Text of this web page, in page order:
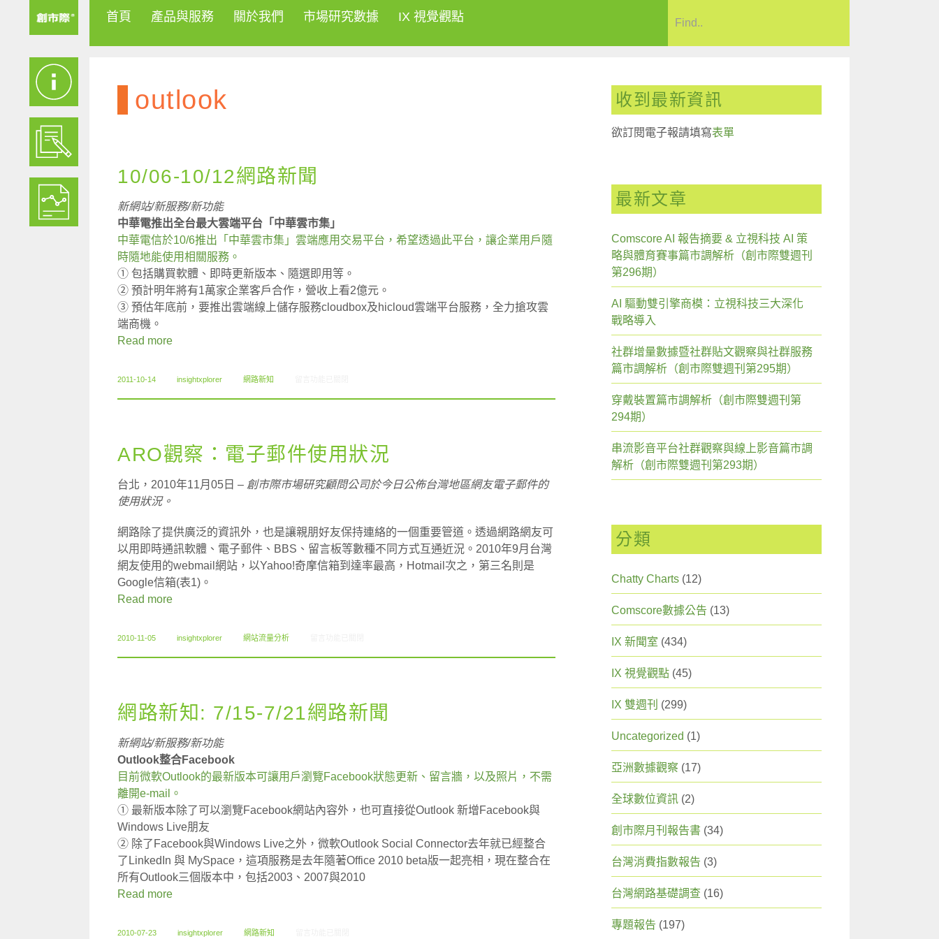
首頁 產品與服務 關於我們 市場研究數據 IX 視覺觀點
outlook
10/06-10/12網路新聞
新網站/新服務/新功能
中華電推出全台最大雲端平台「中華雲市集」
中華電信於10/6推出「中華雲市集」雲端應用交易平台，希望透過此平台，讓企業用戶隨
時隨地能使用相關服務。
① 包括購買軟體、即時更新版本、隨選即用等。
② 預計明年將有1萬家企業客戶合作，營收上看2億元。
③ 預估年底前，要推出雲端線上儲存服務cloudbox及hicloud雲端平台服務，全力搶攻雲
端商機。
Read more
2011-10-14 insightxplorer 網路新知
ARO觀察：電子郵件使用狀況
台北，2010年11月05日 – 創市際市場研究顧問公司於今日公佈台灣地區網友電子郵件的
使用狀況。
網路除了提供廣泛的資訊外，也是讓親朋好友保持連絡的一個重要管道。透過網路網友可
以用即時通訊軟體、電子郵件、BBS、留言板等數種不同方式互通近況。2010年9月台灣
網友使用的webmail網站，以Yahoo!奇摩信箱到達率最高，Hotmail次之，第三名則是
Google信箱(表1)。
Read more
2010-11-05 insightxplorer 網站流量分析
網路新知: 7/15-7/21網路新聞
新網站/新服務/新功能
Outlook整合Facebook
目前微軟Outlook的最新版本可讓用戶瀏覽Facebook狀態更新、留言牆，以及照片，不需
離開e-mail。
① 最新版本除了可以瀏覽Facebook網站內容外，也可直接從Outlook 新增Facebook與
Windows Live朋友
② 除了Facebook與Windows Live之外，微軟Outlook Social Connector去年就已經整合
了LinkedIn 與 MySpace，這項服務是去年隨著Office 2010 beta版一起亮相，現在整合在
所有Outlook三個版本中，包括2003、2007與2010
Read more
2010-07-23 insightxplorer 網路新知
收到最新資訊
欲訂閱電子報請填寫表單
最新文章
Comscore AI 報告摘要 & 立視科技 AI 策
略與體育賽事篇市調解析（創市際雙週刊
第296期）
AI 驅動雙引擎商模：立視科技三大深化
戰略導入
社群增量數據暨社群貼文觀察與社群服務
篇市調解析（創市際雙週刊第295期）
穿戴裝置篇市調解析（創市際雙週刊第
294期）
串流影音平台社群觀察與線上影音篇市調
解析（創市際雙週刊第293期）
分類
Chatty Charts (12)
Comscore數據公告 (13)
IX 新聞室 (434)
IX 視覺觀點 (45)
IX 雙週刊 (299)
Uncategorized (1)
亞洲數據觀察 (17)
全球數位資訊 (2)
創市際月刊報告書 (34)
台灣消費指數報告 (3)
台灣網路基礎調查 (16)
專題報告 (197)